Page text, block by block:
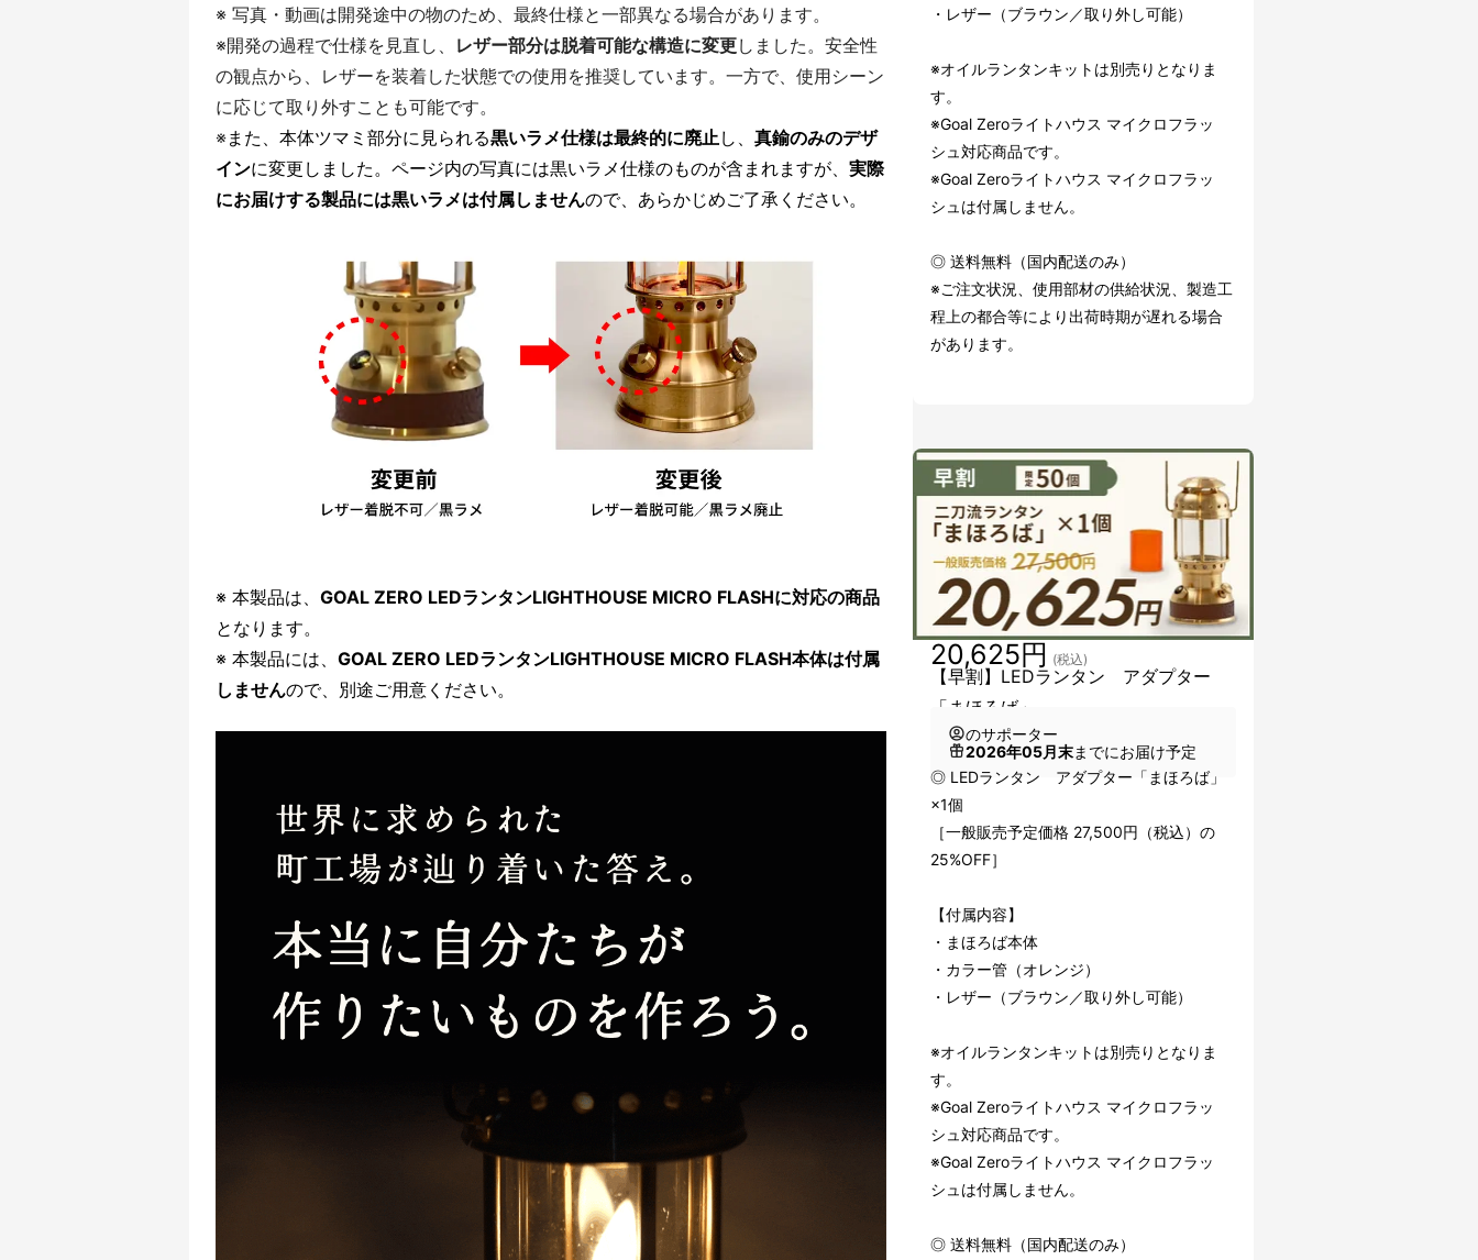
※ 写真・動画は開発途中の物のため、最終仕様と一部異なる場合があります。
※開発の過程で仕様を見直し、 レザー部分は脱着可能な構造に変更しました。安全性
の観点から、レザーを装着した状態での使用を推奨しています。一方で、使用シーン
に応じて取り外すことも可能です。
※また、本体ツマミ部分に見られる黒いラメ仕様は最終的に廃止し、 真鍮のみのデザ
インに変更しました。ページ内の写真には黒いラメ仕様のものが含まれますが、 実際
にお届けする製品には黒いラメは付属しませんので、あらかじめご了承ください。
※ 本製品は、 GOAL ZERO LEDランタンLIGHTHOUSE MICRO FLASHに対応の商品
となります。
※ 本製品には、 GOAL ZERO LEDランタンLIGHTHOUSE MICRO FLASH本体は付属
しませんので、別途ご用意ください。
・レザー（ブラウン／取り外し可能）
※オイルランタンキットは別売りとなりま
す。
※Goal Zeroライトハウス マイクロフラッ
シュ対応商品です。
※Goal Zeroライトハウス マイクロフラッ
シュは付属しません。
◎ 送料無料（国内配送のみ）
※ご注文状況、使用部材の供給状況、製造工
程上の都合等により出荷時期が遅れる場合
があります。
【早割】LEDランタン アダプター
「まほろば」
20,625円 (税込)
のサポーター
2026年05月末までにお届け予定
◎ LEDランタン アダプター「まほろば」
×1個
［一般販売予定価格 27,500円（税込）の
25%OFF］
【付属内容】
・まほろば本体
・カラー管（オレンジ）
・レザー（ブラウン／取り外し可能）
※オイルランタンキットは別売りとなりま
す。
※Goal Zeroライトハウス マイクロフラッ
シュ対応商品です。
※Goal Zeroライトハウス マイクロフラッ
シュは付属しません。
◎ 送料無料（国内配送のみ）